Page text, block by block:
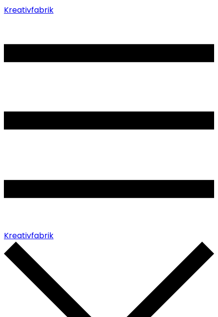
Kreativfabrik
Kreativfabrik